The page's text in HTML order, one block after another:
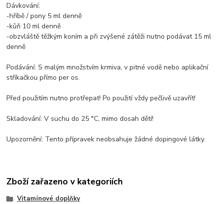
Dávkování:
-hříbě / pony 5 ml denně
-kůň 10 ml denně
-obzvláště těžkým koním a při zvýšené zátěži nutno podávat 15 ml
denně
Podávání: S malým množstvím krmiva, v pitné vodě nebo aplikační
stříkačkou přímo per os.
Před použitím nutno protřepat! Po použití vždy pečlivě uzavřít!
Skladování: V suchu do 25 °C, mimo dosah dětí!
Upozornění: Tento přípravek neobsahuje žádné dopingové látky.
Zboží zařazeno v kategoriích
Vitamínové doplňky